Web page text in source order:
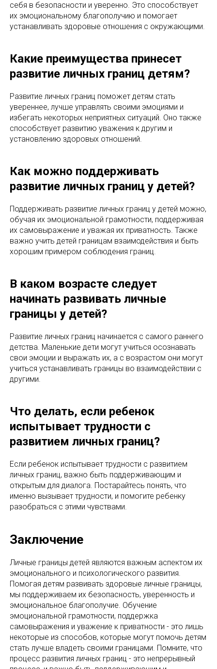
себя в безопасности и уверенно. Это способствует
их эмоциональному благополучию и помогает
устанавливать здоровые отношения с окружающими.
Какие преимущества принесет
развитие личных границ детям?
Развитие личных границ поможет детям стать
увереннее, лучше управлять своими эмоциями и
избегать некоторых неприятных ситуаций. Оно также
способствует развитию уважения к другим и
установлению здоровых отношений.
Как можно поддерживать
развитие личных границ у детей?
Поддерживать развитие личных границ у детей можно,
обучая их эмоциональной грамотности, поддерживая
их самовыражение и уважая их приватность. Также
важно учить детей границам взаимодействия и быть
хорошим примером соблюдения границ.
В каком возрасте следует
начинать развивать личные
границы у детей?
Развитие личных границ начинается с самого раннего
детства. Маленькие дети могут учиться осознавать
свои эмоции и выражать их, а с возрастом они могут
учиться устанавливать границы во взаимодействии с
другими.
Что делать, если ребенок
испытывает трудности с
развитием личных границ?
Если ребенок испытывает трудности с развитием
личных границ, важно быть поддерживающим и
открытым для диалога. Постарайтесь понять, что
именно вызывает трудности, и помогите ребенку
разобраться с этими чувствами.
Заключение
Личные границы детей являются важным аспектом их
эмоционального и психологического развития.
Помогая детям развивать здоровые личные границы,
мы поддерживаем их безопасность, уверенность и
эмоциональное благополучие. Обучение
эмоциональной грамотности, поддержка
самовыражения и уважение к приватности - это лишь
некоторые из способов, которые могут помочь детям
стать лучше владеть своими границами. Помните, что
процесс развития личных границ - это непрерывный